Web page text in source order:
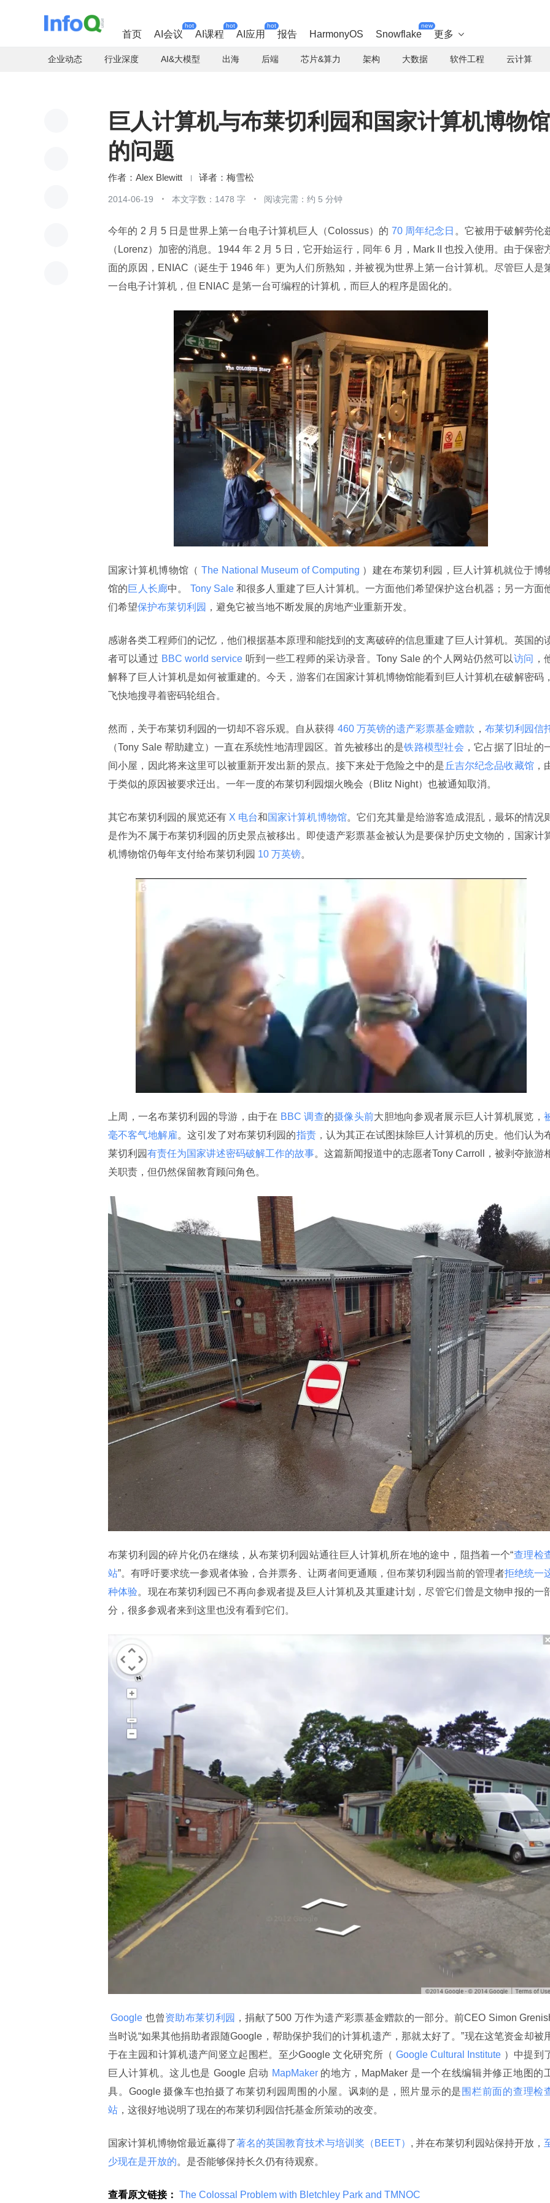
首页 AI会议
hot
AI课程
hot
AI应用
hot
报告 HarmonyOS Snowflake
new
更多 
企业动态 行业深度 AI&大模型 出海 后端 芯片&算力 架构 大数据 软件工程 云计算
巨人计算机与布莱切利园和国家计算机博物馆
的问题
Alex Blewitt 梅雪松
2014-06-19 本文字数：1478 字 阅读完需：约 5 分钟
今年的 2 月 5 日是世界上第一台电子计算机巨人（Colossus）的 70 周年纪念日 。它被用于破解劳伦
（Lorenz）加密的消息。1944 年 2 月 5 日，它开始运行，同年 6 月，Mark II 也投入使用。由于保密
面的原因，ENIAC（诞生于 1946 年）更为人们所熟知，并被视为世界上第一台计算机。尽管巨人是
一台电子计算机，但 ENIAC 是第一台可编程的计算机，而巨人的程序是固化的。
国家计算机博物馆（ The National Museum of Computing ）建在布莱切利园，巨人计算机就位于博
馆的巨人长廊中。 Tony Sale 和很多人重建了巨人计算机。一方面他们希望保护这台机器；另一方面
们希望保护布莱切利园 ，避免它被当地不断发展的房地产业重新开发。
感谢各类工程师们的记忆，他们根据基本原理和能找到的支离破碎的信息重建了巨人计算机。英国的
者可以通过 BBC world service 听到一些工程师的采访录音。Tony Sale 的个人网站仍然可以访问 ，
解释了巨人计算机是如何被重建的。今天，游客们在国家计算机博物馆能看到巨人计算机在破解密码
飞快地搜寻着密码轮组合。
然而，关于布莱切利园的一切却不容乐观。自从获得 460 万英镑的遗产彩票基金赠款 ， 布莱切利园信
（Tony Sale 帮助建立）一直在系统性地清理园区。首先被移出的是铁路模型社会 ，它占据了旧址的
间小屋，因此将来这里可以被重新开发出新的景点。接下来处于危险之中的是 丘吉尔纪念品收藏馆，
于类似的原因被要求迁出。一年一度的布莱切利园烟火晚会（Blitz Night）也被通知取消。
其它布莱切利园的展览还有 X 电台和国家计算机博物馆。它们充其量是给游客造成混乱，最坏的情况
是作为不属于布莱切利园的历史景点被移出。即使遗产彩票基金被认为是要保护历史文物的，国家计
机博物馆仍每年支付给布莱切利园 10 万英镑。
上周，一名布莱切利园的导游，由于在 BBC 调查的摄像头前大胆地向参观者展示巨人计算机展览，
毫不客气地解雇。这引发了对布莱切利园的指责，认为其正在试图抹除巨人计算机的历史。他们认为
莱切利园有责任为国家讲述密码破解工作的故事。这篇新闻报道中的志愿者Tony Carroll，被剥夺旅游
关职责，但仍然保留教育顾问角色。
布莱切利园的碎片化仍在继续，从布莱切利园站通往巨人计算机所在地的途中，阻挡着一个“查理检
站”。有呼吁要求统一参观者体验，合并票务、让两者间更通顺，但布莱切利园当前的管理者拒绝统一
种体验。现在布莱切利园已不再向参观者提及巨人计算机及其重建计划，尽管它们曾是文物申报的一
分，很多参观者来到这里也没有看到它们。
Google 也曾资助布莱切利园 ，捐献了500 万作为遗产彩票基金赠款的一部分。前CEO Simon
当时说“如果其他捐助者跟随Google，帮助保护我们的计算机遗产，那就太好了。”现在这笔资金却被
于在主园和计算机遗产间竖立起围栏。至少Google 文化研究所（ Google Cultural Institute ）中提到
巨人计算机。这儿也是 Google 启动 MapMaker 的地方，MapMaker 是一个在线编辑并修正地图的
具。Google 摄像车也拍摄了布莱切利园周围的小屋。讽刺的是，照片显示的是 围栏前面的查理检
站 ，这很好地说明了现在的布莱切利园信托基金所策动的改变。
国家计算机博物馆最近赢得了著名的英国教育技术与培训奖（BEET） , 并在布莱切利园站保持开放，
少现在是开放的。是否能够保持长久仍有待观察。
查看原文链接： The Colossal Problem with Bletchley Park and TMNOC